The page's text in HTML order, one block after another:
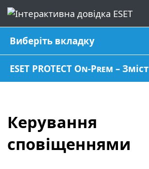
Виберіть вкладку
ESET PROTECT On-Prem – Зміст
Керування
сповіщеннями